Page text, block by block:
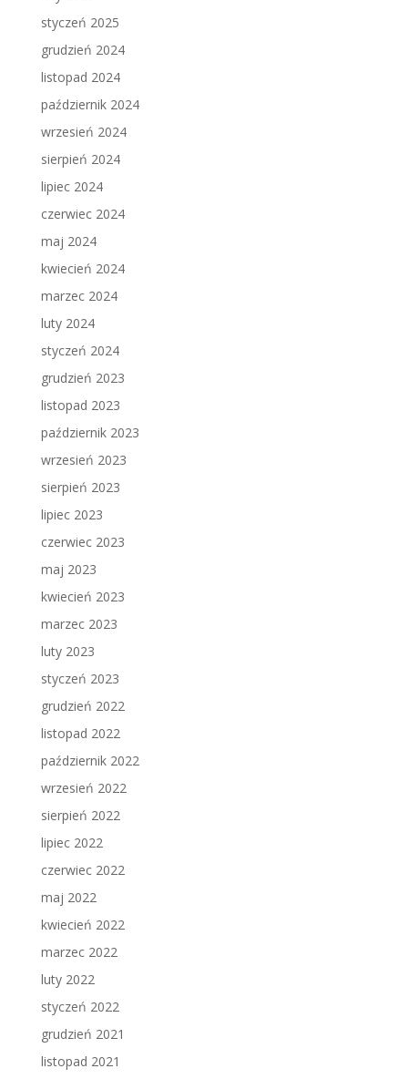
styczeń 2025
grudzień 2024
listopad 2024
październik 2024
wrzesień 2024
sierpień 2024
lipiec 2024
czerwiec 2024
maj 2024
kwiecień 2024
marzec 2024
luty 2024
styczeń 2024
grudzień 2023
listopad 2023
październik 2023
wrzesień 2023
sierpień 2023
lipiec 2023
czerwiec 2023
maj 2023
kwiecień 2023
marzec 2023
luty 2023
styczeń 2023
grudzień 2022
listopad 2022
październik 2022
wrzesień 2022
sierpień 2022
lipiec 2022
czerwiec 2022
maj 2022
kwiecień 2022
marzec 2022
luty 2022
styczeń 2022
grudzień 2021
listopad 2021